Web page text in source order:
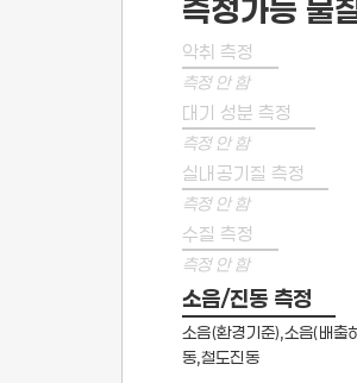
측정가능 물
악취 측정
측정 안 함
대기 성분 측정
측정 안 함
실내공기질 측정
측정 안 함
수질 측정
측정 안 함
소음/진동 측정
소음(환경기준),소음(배출
동,철도진동